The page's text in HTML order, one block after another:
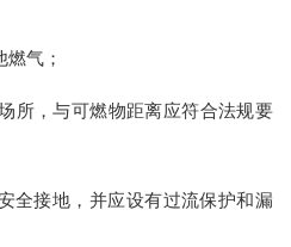
气；
，与可燃物距离应符合法规要
接地，并应设有过流保护和漏